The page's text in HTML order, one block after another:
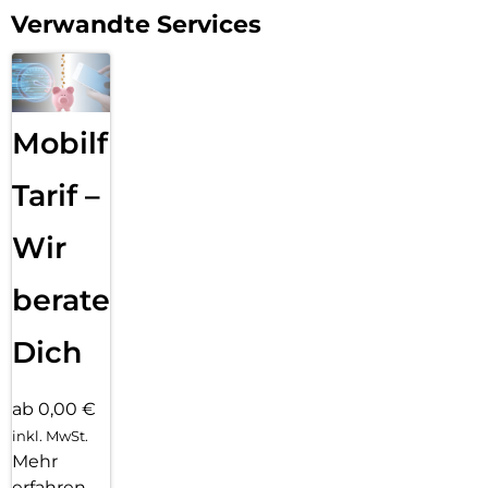
allen anderen Markenanbietern üblich, „von der Stange“ in
Asien zugekauft. Unsere Gläser sind mit 10H Härtegrad
zudem die härtesten und besten im Markt, was uns
regelmäßig durch Bestnoten und Testsiege von der
Internationalen Fachpresse attestiert wird.
Darüber hinaus ist uns Klimaschutz ein echtes Anliegen:
for-the-Planet“, die durch Aufforstungsaktionen weltweit
schädliches CO2 bindet. Unsere Verpackungen sind darüber
überflüssige Kunststoffe und Verbundmaterialien in unseren
Verwandte Services
Mobilfunk
Tarif –
Wir
beraten
Dich
ab 0,00 €
inkl. MwSt.
Mehr